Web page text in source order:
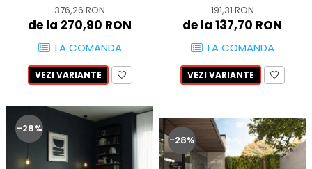
WONDER
WOODBREAK
WOODWISE
CASALGRANDE PADANA
ALABASTRI
AMAZZONIA
MARAZZI
WOOD COLLECTION
376,26 RON
de la 270,90 RON
LA COMANDA
VEZI VARIANTE
191,31 RON
de la 137,70 RON
LA COMANDA
VEZI VARIANTE
-28%
-28%